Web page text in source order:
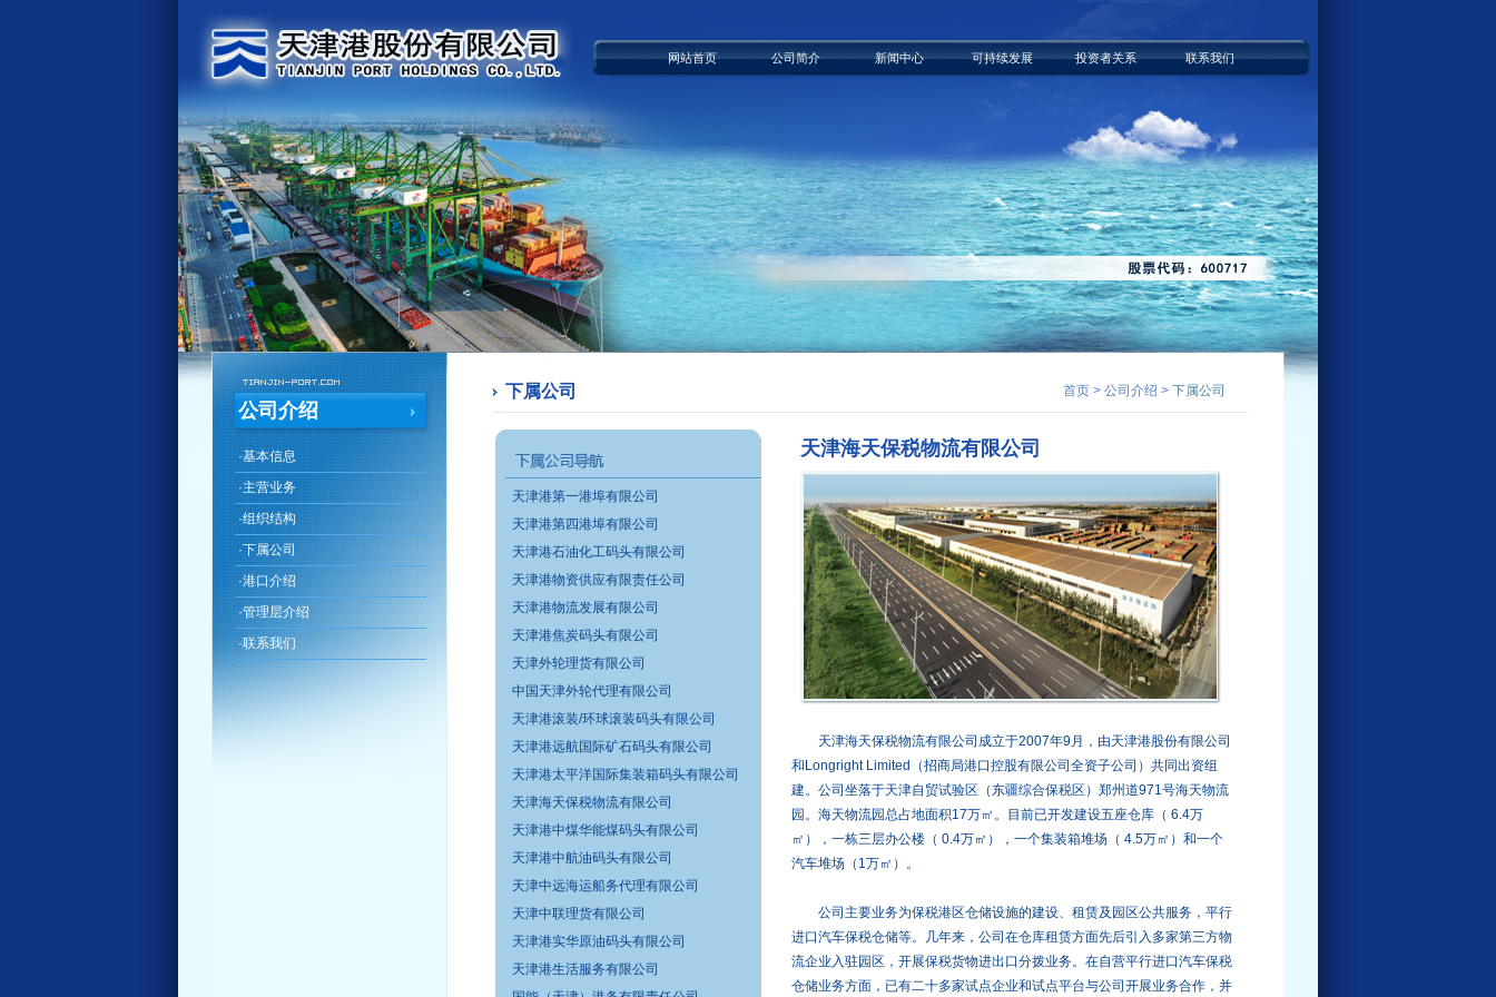
联系我们
投资者关系
可持续发展
新闻中心
公司简介
网站首页
公司介绍
·基本信息
·主营业务
·组织结构
·下属公司
·港口介绍
·管理层介绍
·联系我们
下属公司 首页 > 公司介绍 > 下属公司
天津港第一港埠有限公司
天津港第四港埠有限公司
天津港石油化工码头有限公司
天津港物资供应有限责任公司
天津港物流发展有限公司
天津港焦炭码头有限公司
天津外轮理货有限公司
中国天津外轮代理有限公司
天津港滚装/环球滚装码头有限公司
天津港远航国际矿石码头有限公司
天津港太平洋国际集装箱码头有限公司
天津海天保税物流有限公司
天津港中煤华能煤码头有限公司
天津港中航油码头有限公司
天津中远海运船务代理有限公司
天津中联理货有限公司
天津港实华原油码头有限公司
天津港生活服务有限公司
天津海天保税物流有限公司
天津海天保税物流有限公司成立于2007年9月，由天津港股份有限公司
和Longright Limited（招商局港口控股有限公司全资子公司）共同出资组
建。公司坐落于天津自贸试验区（东疆综合保税区）郑州道971号海天物流
园。海天物流园总占地面积17万㎡。目前已开发建设五座仓库（ 6.4万
㎡），一栋三层办公楼（ 0.4万㎡），一个集装箱堆场（ 4.5万㎡）和一个
汽车堆场（1万㎡）。
公司主要业务为保税港区仓储设施的建设、租赁及园区公共服务，平行
进口汽车保税仓储等。几年来，公司在仓库租赁方面先后引入多家第三方物
流企业入驻园区，开展保税货物进出口分拨业务。在自营平行进口汽车保税
仓储业务方面，已有二十多家试点企业和试点平台与公司开展业务合作，并